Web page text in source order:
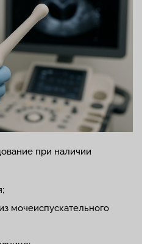
при наличии
мочеиспускательного